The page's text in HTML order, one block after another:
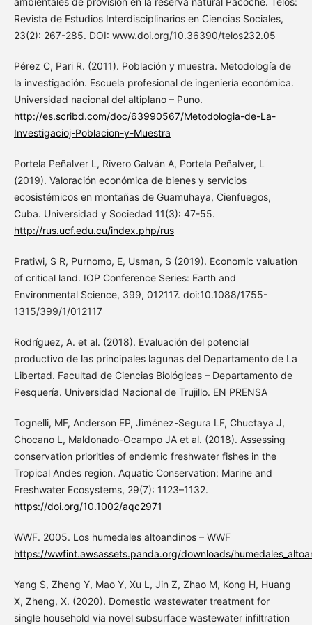
Revista de Estudios Interdisciplinarios en Ciencias Sociales,
23(2): 267-285. DOI: www.doi.org/10.36390/telos232.05
Pérez C, Pari R. (2011). Población y muestra. Metodología de
la investigación. Escuela profesional de ingeniería económica.
Universidad nacional del altiplano – Puno.
http://es.scribd.com/doc/63990567/Metodologia-de-La-
Investigacioj-Poblacion-y-Muestra
Portela Peñalver L, Rivero Galván A, Portela Peñalver, L
(2019). Valoración económica de bienes y servicios
ecosistémicos en montañas de Guamuhaya, Cienfuegos,
Cuba. Universidad y Sociedad 11(3): 47-55.
http://rus.ucf.edu.cu/index.php/rus
Pratiwi, S R, Purnomo, E, Usman, S (2019). Economic valuation
of critical land. IOP Conference Series: Earth and
Environmental Science, 399, 012117. doi:10.1088/1755-
1315/399/1/012117
Rodríguez, A. et al. (2018). Evaluación del potencial
productivo de las principales lagunas del Departamento de La
Libertad. Facultad de Ciencias Biológicas – Departamento de
Pesquería. Universidad Nacional de Trujillo. EN PRENSA
Tognelli, MF, Anderson EP, Jiménez-Segura LF, Chuctaya J,
Chocano L, Maldonado-Ocampo JA et al. (2018). Assessing
conservation priorities of endemic freshwater fishes in the
Tropical Andes region. Aquatic Conservation: Marine and
Freshwater Ecosystems, 29(7): 1123–1132.
https://doi.org/10.1002/aqc2971
WWF. 2005. Los humedales altoandinos – WWF
https://wwfint.awsassets.panda.org/downloads/
Yang S, Zheng Y, Mao Y, Xu L, Jin Z, Zhao M, Kong H, Huang
X, Zheng, X. (2020). Domestic wastewater treatment for
single household via novel subsurface wastewater infiltration